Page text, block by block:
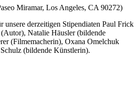
Miramar, Los Angeles, CA 90272)
unsere derzeitigen Stipendiaten Paul Frick
Natalie Häusler (bildende
(Filmemacherin), Oxana Omelchuk
(bildende Künstlerin).